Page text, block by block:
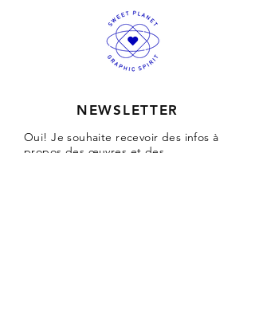
Impression en dorure à chaud sur
papier coton blanc crème de 150gr.
Imprimé à Paris. Chaque pièce est
unique et cette légère variation d'un
NEWSLETTER
Oui! Je souhaite recevoir des infos à
propos des œuvres et des